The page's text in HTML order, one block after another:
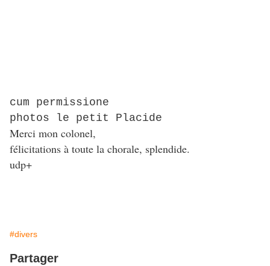
cum permissione
photos le petit Placide
Merci mon colonel,
félicitations à toute la chorale, splendide.
udp+
#divers
Partager